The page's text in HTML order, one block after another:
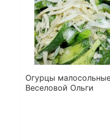
Огурцы
Веселовой Ольги